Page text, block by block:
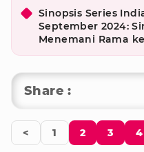
Sinopsis Series
September 2024:
Menemani Rama
Share :
< 1 2 3 4